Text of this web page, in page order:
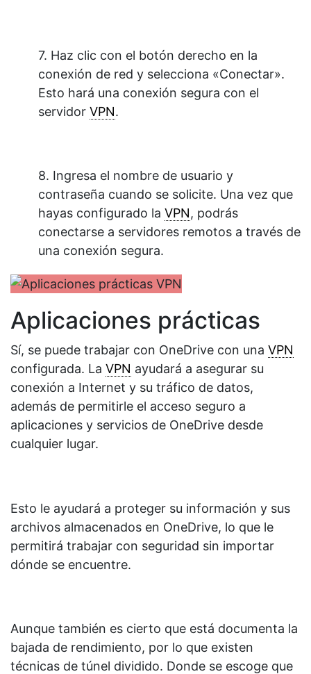
7. Haz clic con el botón derecho en la
conexión de red y selecciona «Conectar».
Esto hará una conexión segura con el
servidor VPN.
8. Ingresa el nombre de usuario y
contraseña cuando se solicite. Una vez que
hayas configurado la VPN, podrás
conectarse a servidores remotos a través de
una conexión segura.
Aplicaciones prácticas
Sí, se puede trabajar con OneDrive con una VPN
configurada. La VPN ayudará a asegurar su
conexión a Internet y su tráfico de datos,
además de permitirle el acceso seguro a
aplicaciones y servicios de OneDrive desde
cualquier lugar.
Esto le ayudará a proteger su información y sus
archivos almacenados en OneDrive, lo que le
permitirá trabajar con seguridad sin importar
dónde se encuentre.
Aunque también es cierto que está documenta la
bajada de rendimiento, por lo que existen
técnicas de túnel dividido. Donde se escoge que